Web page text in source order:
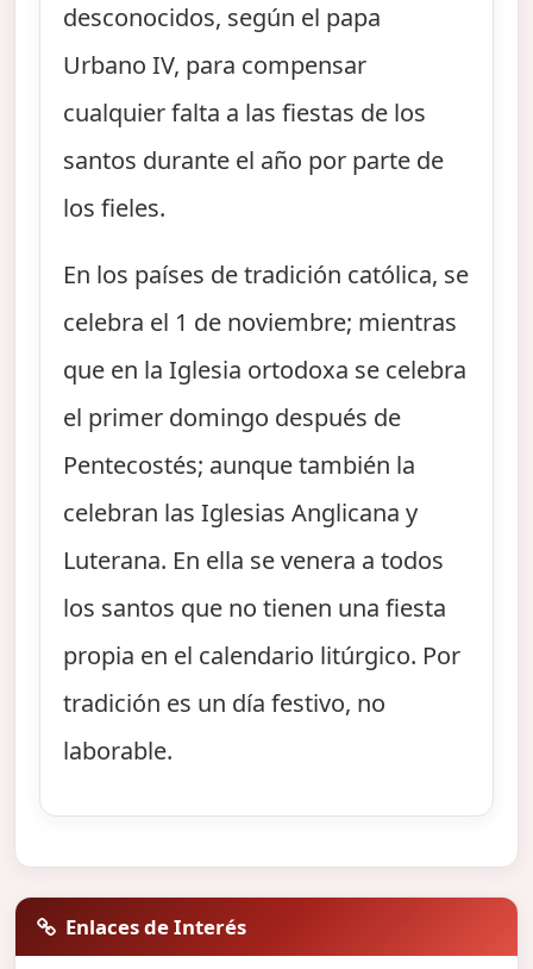
desconocidos, según el papa
Urbano IV, para compensar
cualquier falta a las fiestas de los
santos durante el año por parte de
los fieles.
En los países de tradición católica, se
celebra el 1 de noviembre; mientras
que en la Iglesia ortodoxa se celebra
el primer domingo después de
Pentecostés; aunque también la
celebran las Iglesias Anglicana y
Luterana. En ella se venera a todos
los santos que no tienen una fiesta
propia en el calendario litúrgico. Por
tradición es un día festivo, no
laborable.
Enlaces de Interés